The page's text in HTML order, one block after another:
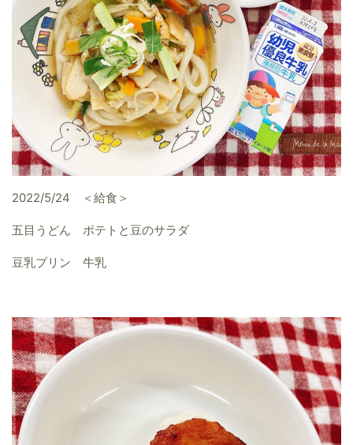
2022/5/24 ＜給食＞
五目うどん ポテトと豆のサラダ
豆乳プリン 牛乳